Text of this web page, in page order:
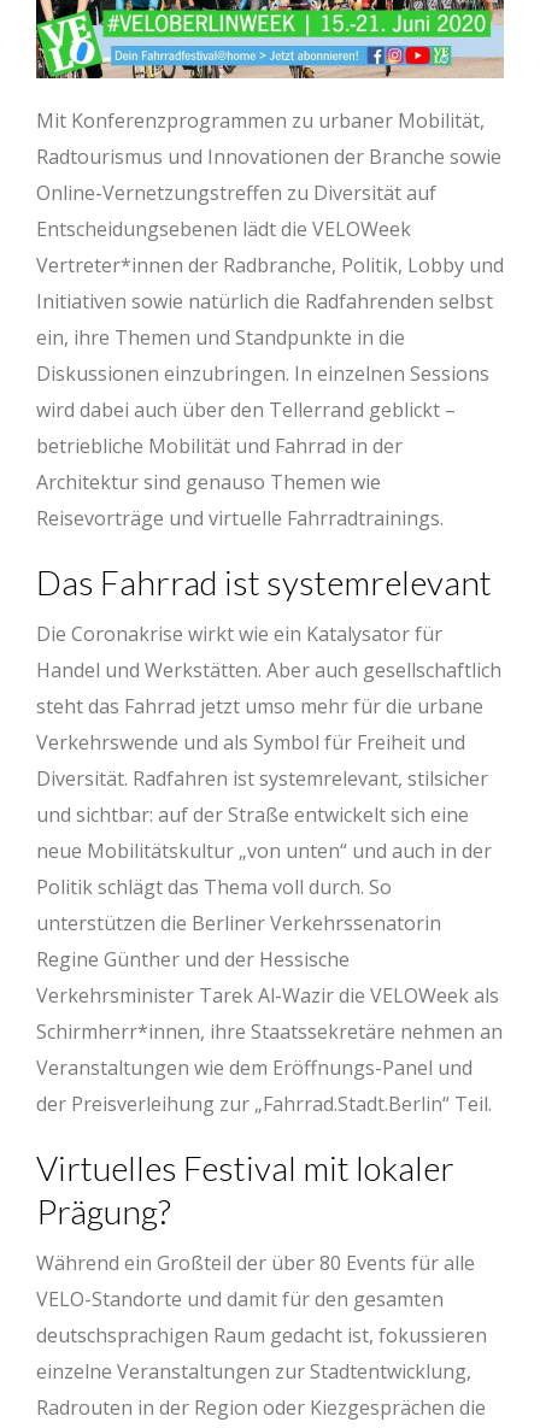
Mit Konferenzprogrammen zu urbaner Mobilität,
Radtourismus und Innovationen der Branche sowie
Online-Vernetzungstreffen zu Diversität auf
Entscheidungsebenen lädt die VELOWeek
Vertreter*innen der Radbranche, Politik, Lobby und
Initiativen sowie natürlich die Radfahrenden selbst
ein, ihre Themen und Standpunkte in die
Diskussionen einzubringen. In einzelnen Sessions
wird dabei auch über den Tellerrand geblickt –
betriebliche Mobilität und Fahrrad in der
Architektur sind genauso Themen wie
Reisevorträge und virtuelle Fahrradtrainings.
Das Fahrrad ist systemrelevant
Die Coronakrise wirkt wie ein Katalysator für
Handel und Werkstätten. Aber auch gesellschaftlich
steht das Fahrrad jetzt umso mehr für die urbane
Verkehrswende und als Symbol für Freiheit und
Diversität. Radfahren ist systemrelevant, stilsicher
und sichtbar: auf der Straße entwickelt sich eine
neue Mobilitätskultur „von unten“ und auch in der
Politik schlägt das Thema voll durch. So
unterstützen die Berliner Verkehrssenatorin
Regine Günther und der Hessische
Verkehrsminister Tarek Al-Wazir die VELOWeek als
Schirmherr*innen, ihre Staatssekretäre nehmen an
Veranstaltungen wie dem Eröffnungs-Panel und
der Preisverleihung zur „Fahrrad.Stadt.Berlin“ Teil.
Virtuelles Festival mit lokaler
Prägung?
Während ein Großteil der über 80 Events für alle
VELO-Standorte und damit für den gesamten
deutschsprachigen Raum gedacht ist, fokussieren
einzelne Veranstaltungen zur Stadtentwicklung,
Radrouten in der Region oder Kiezgesprächen die